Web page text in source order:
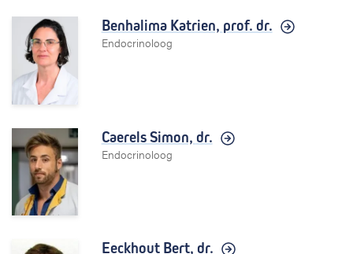
Benhalima Katrien, prof. dr.
Endocrinoloog
Caerels Simon, dr.
Endocrinoloog
Eeckhout Bert, dr.